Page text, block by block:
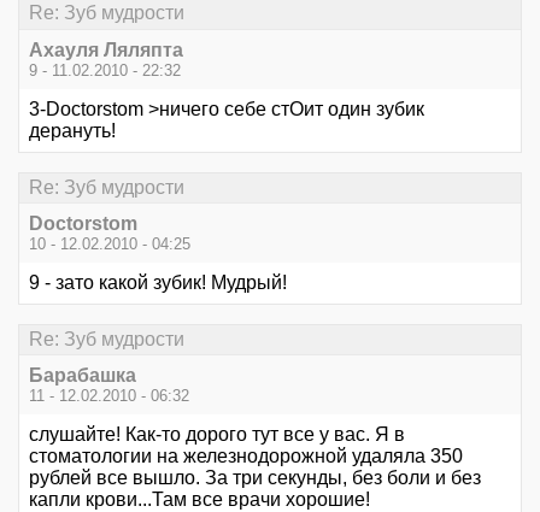
Re: Зуб мудрости
Ахауля Ляляпта
9 - 11.02.2010 - 22:32
3-Doctorstom >ничего себе стОит один зубик
дерануть!
Re: Зуб мудрости
Doctorstom
10 - 12.02.2010 - 04:25
9 - зато какой зубик! Мудрый!
Re: Зуб мудрости
Барабашка
11 - 12.02.2010 - 06:32
слушайте! Как-то дорого тут все у вас. Я в
стоматологии на железнодорожной удаляла 350
рублей все вышло. За три секунды, без боли и без
капли крови...Там все врачи хорошие!